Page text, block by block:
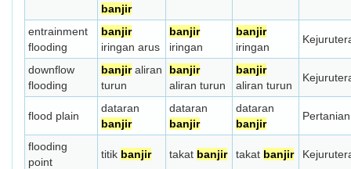
banjir
entrainment
flooding
banjir
iringan arus
banjir
iringan
banjir
iringan
downflow
flooding
banjiraliran
turun
banjir
aliran turun
banjir
aliran turun
flood plain
dataran
banjir
dataran
banjir
dataran
banjir
Pertanian
flooding
point
titik banjir takat banjir takat banjir